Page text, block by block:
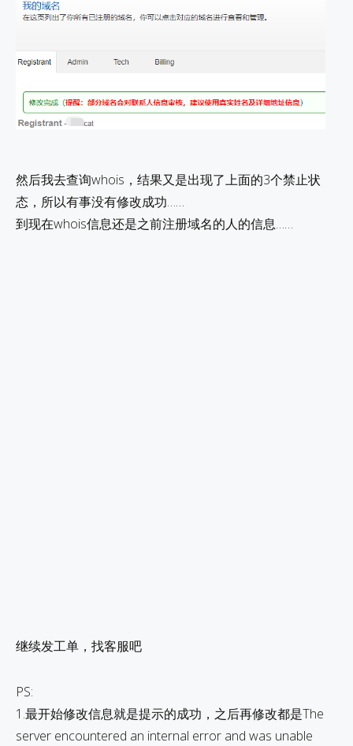
然后我去查询whois，结果又是出现了上面的3个禁止状
态，所以有事没有修改成功……
到现在whois信息还是之前注册域名的人的信息……
继续发工单，找客服吧
PS:
1.最开始修改信息就是提示的成功，之后再修改都是The
server encountered an internal error and was unable